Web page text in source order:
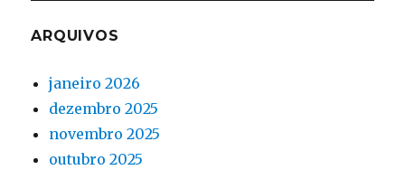
ARQUIVOS
janeiro 2026
dezembro 2025
novembro 2025
outubro 2025